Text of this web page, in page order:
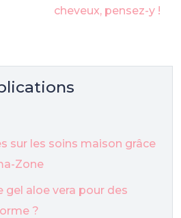
cheveux, pensez-y !
sur les soins maison grâce
Zone
aloe vera pour des
?